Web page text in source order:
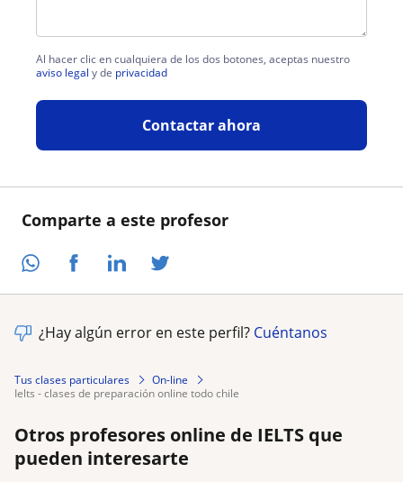
Comparte a este profesor
Al hacer clic en cualquiera de los dos botones, aceptas nuestro
aviso legal y de privacidad
Contactar ahora
¿Hay algún error en este perfil? Cuéntanos
Tus clases particulares
On-line
ielts - clases de preparación online todo chile
Otros profesores online de IELTS que
pueden interesarte